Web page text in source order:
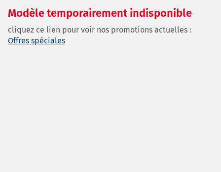
Modèle temporairement indisponible
cliquez ce lien pour voir nos promotions actuelles :
Offres spéciales